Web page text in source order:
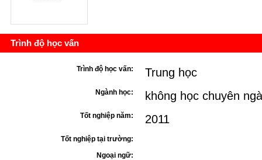
Trình độ học vấn
Trình độ học vấn: Trung học
Ngành học: không học chuyên
Tốt nghiệp năm: 2011
Tốt nghiệp tại trường:
Ngoại ngữ: